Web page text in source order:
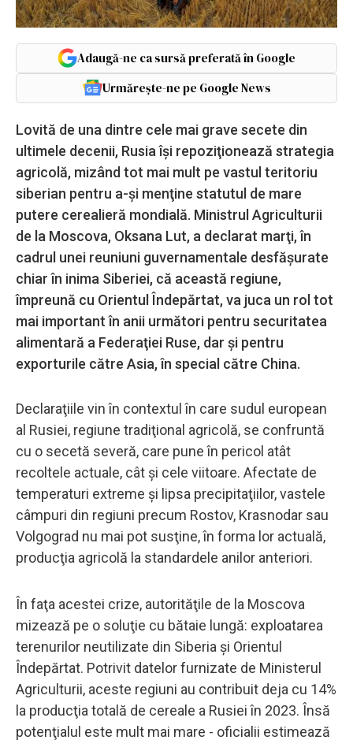
Adaugă-ne ca sursă preferată în Google
Urmărește-ne pe Google News
Lovită de una dintre cele mai grave secete din
ultimele decenii, Rusia îşi repoziţionează strategia
agricolă, mizând tot mai mult pe vastul teritoriu
siberian pentru a-şi menţine statutul de mare
putere cerealieră mondială. Ministrul Agriculturii
de la Moscova, Oksana Lut, a declarat marţi, în
cadrul unei reuniuni guvernamentale desfăşurate
chiar în inima Siberiei, că această regiune,
împreună cu Orientul Îndepărtat, va juca un rol tot
mai important în anii următori pentru securitatea
alimentară a Federaţiei Ruse, dar şi pentru
exporturile către Asia, în special către China.
Declaraţiile vin în contextul în care sudul european
al Rusiei, regiune tradiţional agricolă, se confruntă
cu o secetă severă, care pune în pericol atât
recoltele actuale, cât şi cele viitoare. Afectate de
temperaturi extreme şi lipsa precipitaţiilor, vastele
câmpuri din regiuni precum Rostov, Krasnodar sau
Volgograd nu mai pot susţine, în forma lor actuală,
producţia agricolă la standardele anilor anteriori.
În faţa acestei crize, autorităţile de la Moscova
mizează pe o soluţie cu bătaie lungă: exploatarea
terenurilor neutilizate din Siberia şi Orientul
Îndepărtat. Potrivit datelor furnizate de Ministerul
Agriculturii, aceste regiuni au contribuit deja cu 14%
la producţia totală de cereale a Rusiei în 2023. Însă
potenţialul este mult mai mare - oficialii estimează